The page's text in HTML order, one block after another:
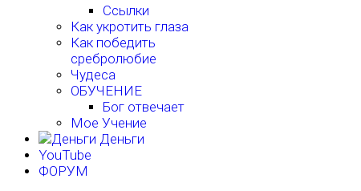
Ссылки
Как укротить глаза
Как победить
сребролюбие
Чудеса
ОБУЧЕНИЕ
Бог отвечает
Мое Учение
Деньги
YouTube
ФОРУМ